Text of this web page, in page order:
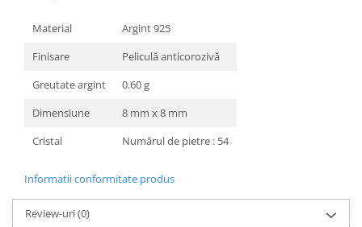
Material
Argint 925
Finisare
Peliculă anticorozivă
Greutate argint
0.60 g
Dimensiune
8 mm x 8 mm
Cristal
Numărul de pietre : 54
Informatii conformitate produs
Review-uri(0)